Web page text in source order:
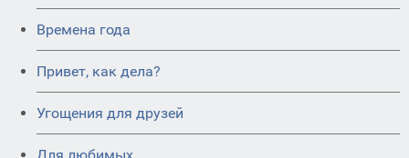
Времена года
Привет, как дела?
Угощения для друзей